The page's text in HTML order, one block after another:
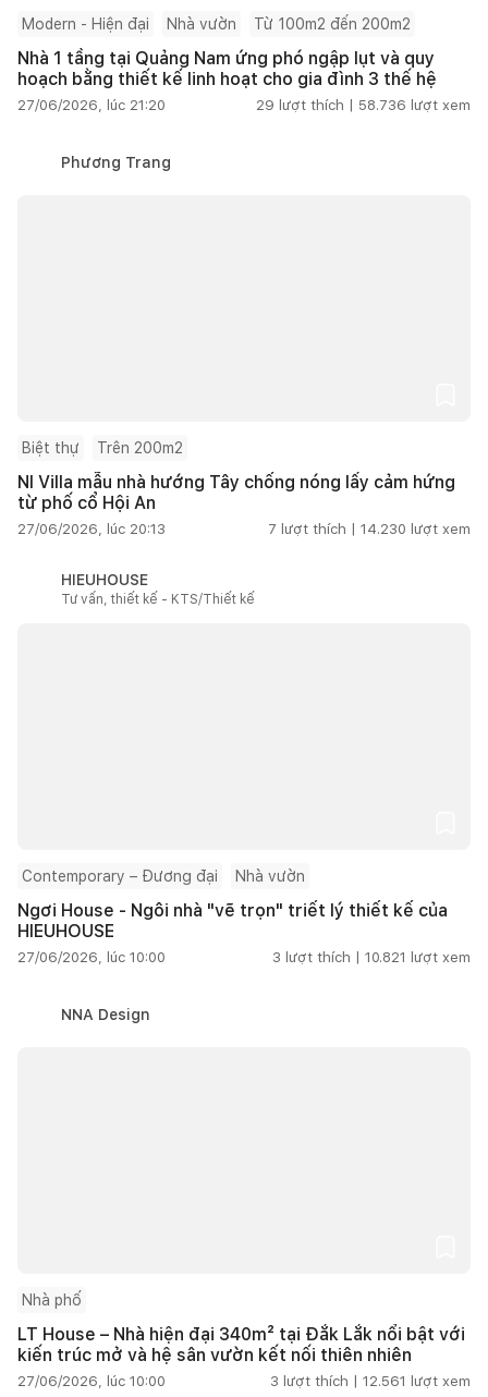
Modern - Hiện đại Nhà vườn Từ 100m2 đến 200m2
Nhà 1 tầng tại Quảng Nam ứng phó ngập lụt và quy
hoạch bằng thiết kế linh hoạt cho gia đình 3 thế hệ
27/06/2026, lúc 21:20 29 lượt thích | 58.736 lượt xem
Phương Trang
Biệt thự Trên 200m2
NI Villa mẫu nhà hướng Tây chống nóng lấy cảm hứng
từ phố cổ Hội An
27/06/2026, lúc 20:13 7 lượt thích | 14.230 lượt xem
HIEUHOUSE
Tư vấn, thiết kế - KTS/Thiết kế
Contemporary – Đương đại Nhà vườn
Ngơi House - Ngôi nhà "vẽ trọn" triết lý thiết kế của
HIEUHOUSE
27/06/2026, lúc 10:00 3 lượt thích | 10.821 lượt xem
NNA Design
Nhà phố
LT House – Nhà hiện đại 340m² tại Đắk Lắk nổi bật với
kiến trúc mở và hệ sân vườn kết nối thiên nhiên
27/06/2026, lúc 10:00 3 lượt thích | 12.561 lượt xem